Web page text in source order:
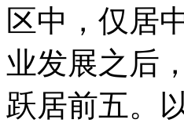
区中，仅居
业发展之后
跃居前五。